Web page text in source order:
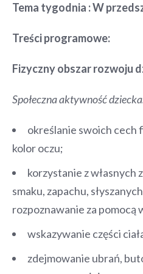
Tema tygodnia :W
Treści programowe:
Fizyczny obszar rozwoju
Społeczna aktywność
określanie swoich cech
kolor oczu;
korzystanie z własnych
smaku, zapachu,
rozpoznawanie za pomocą
wskazywanie części
zdejmowanie ubrań,